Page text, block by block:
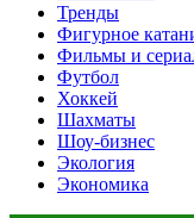
Тренды
Фигурное
Фильмы и
Футбол
Хоккей
Шахматы
Шоу-бизнес
Экология
Экономика